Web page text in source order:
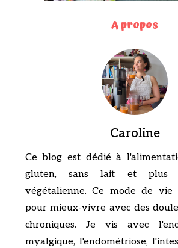
A propos
Caroline
Ce blog est dédié à
gluten, sans lait et plus
végétalienne. Ce mode de vie
pour mieux-vivre avec des
chroniques. Je vis avec
myalgique, l'endométriose,